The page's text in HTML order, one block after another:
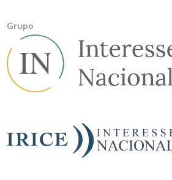
Grupo